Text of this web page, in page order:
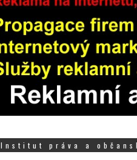
Institut práva a